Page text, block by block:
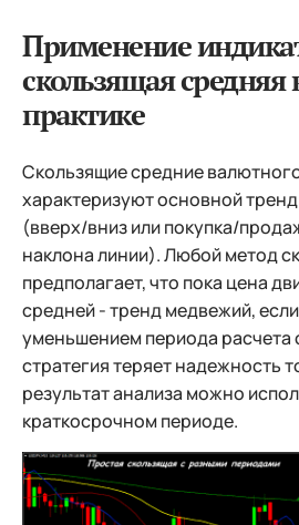
Применение
скользящая средняя
практике
Скользящие средние
характеризуют основной
(вверх/вниз или покупка/
наклона линии). Любой метод
предполагает, что пока цена
средней - тренд медвежий,
уменьшением периода расчета
стратегия теряет надежность
результат анализа можно
краткосрочном периоде.